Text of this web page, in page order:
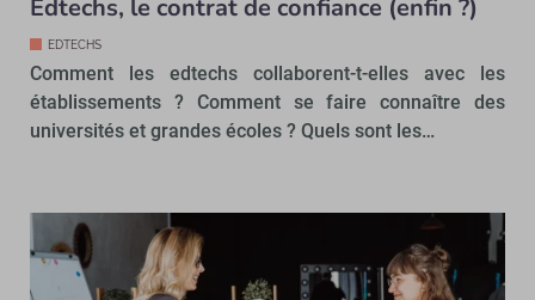
Edtechs, le contrat de confiance (enfin ?)
EDTECHS
Comment les edtechs collaborent-t-elles avec les
établissements ? Comment se faire connaître des
universités et grandes écoles ? Quels sont les…